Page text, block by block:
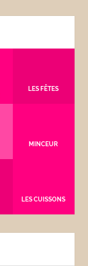
LES FÊTES
MINCEUR
LES CUISSONS